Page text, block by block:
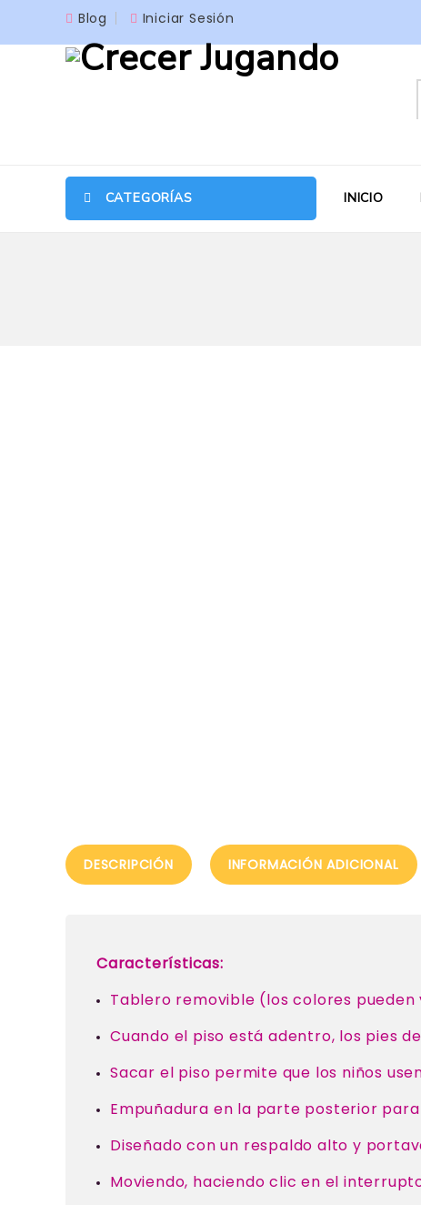
Blog Iniciar Sesión
CATEGORÍAS INICIO
DESCRIPCIÓN INFORMACIÓN ADICIONAL
Características:
Tablero removible (los colores pueden
Cuando el piso está adentro, los pies
Sacar el piso permite que los niños
Empuñadura en la parte posterior
Diseñado con un respaldo alto y
Moviendo, haciendo clic en el